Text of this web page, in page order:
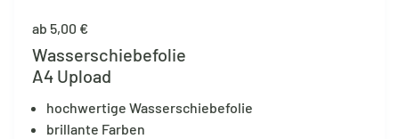
ab 5,00 €
Wasserschiebefolie
A4 Upload
hochwertige Wasserschiebefolie
brillante Farben